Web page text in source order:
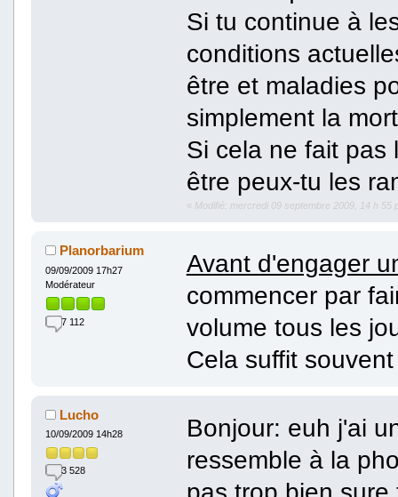
Si tu continue à
conditions
être et maladies
simplement la
Si cela ne fait pas
être peux-tu les
« Modifié: mercredi 09 septembre 2009, 14 h 55
Planorbarium
09/09/2009 17h27
Modérateur
7 112
Avant d'engager
commencer par
volume tous les
Cela suffit
Lucho
10/09/2009 14h28
3 528
Bonjour: euh j'ai
ressemble à la